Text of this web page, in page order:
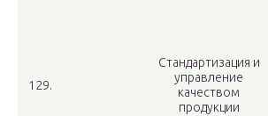
129.
Стандартизация и
управление
качеством
продукции